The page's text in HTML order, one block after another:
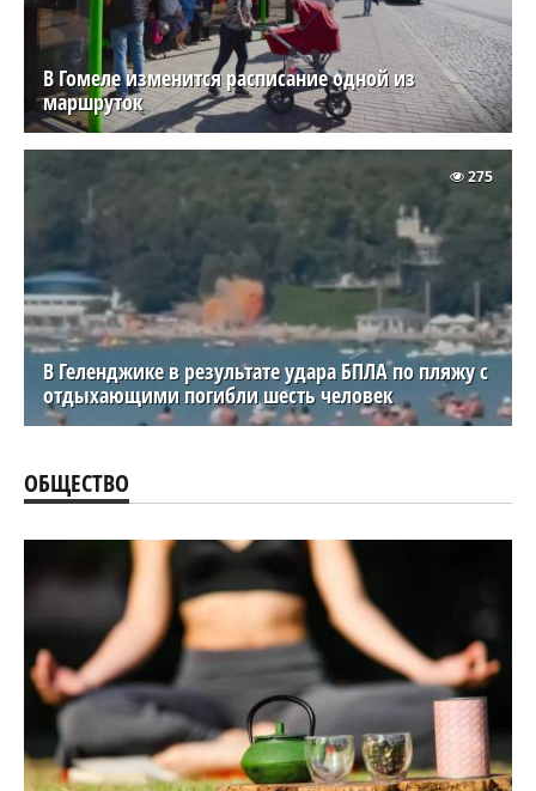
В Гомеле изменится расписание одной из
маршруток
В Геленджике в результате удара БПЛА по пляжу с
отдыхающими погибли шесть человек
275
ОБЩЕСТВО